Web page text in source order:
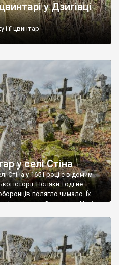
у Дзигівці
її цвинтар
у селі Стіна
Стіна у 1651 році є відомим
історії. Поляки тоді не
полягло чимало. Їх
називався Замковим. Нині на
є такі, де епітафії стер […]